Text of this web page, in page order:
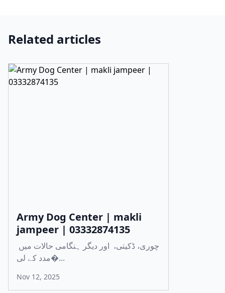
Related articles
Army Dog Center | makli
jampeer | 03332874135
مدد کے لی�...
Nov 12, 2025